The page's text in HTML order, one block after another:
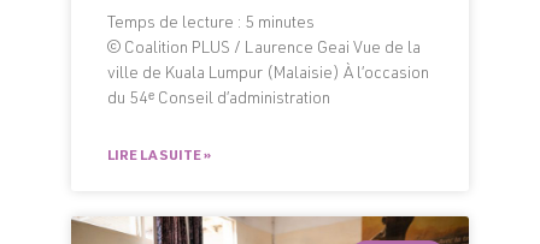
Temps de lecture : 5 minutes
© Coalition PLUS / Laurence Geai Vue de la
ville de Kuala Lumpur (Malaisie) À l’occasion
du 54ᵉ Conseil d’administration
LIRE LA SUITE »